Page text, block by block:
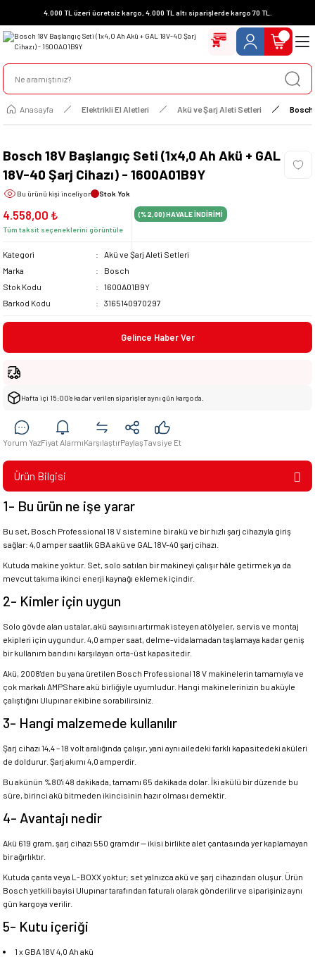
4.000 TL üzeri ücretsiz kargo, 4.000 TL altı siparişlerde kargo 70 TL.
Anasayfa Elektrikli El Aletleri Akü ve Şarj Aleti Setleri Bosch
Bosch 18V Başlangıç Seti (1x4,0 Ah Akü + GAL
18V-40 Şarj Cihazı) - 1600A01B9Y
Bu ürünü kişi inceliyor Stok Yok
4.558,00 ₺
Tüm taksit seçeneklerini görüntüle
(%2,00)HAVALE İNDİRİMİ
Kategori
Akü ve Şarj Aleti Setleri
Marka
Bosch
Stok Kodu
1600A01B9Y
Barkod Kodu
3165140970297
Gelince Haber Ver
Hafta içi 15:00’e kadar verilen siparişler aynı gün kargoda.
Yorum YazFiyat AlarmıKarşılaştırPaylaşTavsiye Et
Ürün Bilgisi
1- Bu ürün ne işe yarar
Bu set, Bosch Professional 18 V sistemine bir akü ve bir hızlı şarj cihazıyla giriş
sağlar: 4,0 amper saatlik GBA akü ve GAL 18V-40 şarj cihazı.
Kutuda makine yoktur. Set, solo satılan bir makineyi çalışır hâle getirmek ya da
mevcut takıma ikinci enerji kaynağı eklemek içindir.
2- Kimler için uygun
Solo gövde alan ustalar, akü sayısını artırmak isteyen atölyeler, servis ve montaj
ekipleri için uygundur. 4,0 amper saat, delme-vidalamadan taşlamaya kadar geniş
bir kullanım bandını karşılayan orta-üst kapasitedir.
Akü, 2008'den bu yana üretilen Bosch Professional 18 V makinelerin tamamıyla ve
çok markalı AMPShare akü birliğiyle uyumludur. Hangi makinelerinizin bu aküyle
çalıştığını Ulupınar ekibine sorabilirsiniz.
3- Hangi malzemede kullanılır
Şarj cihazı 14,4 – 18 volt aralığında çalışır, yani aynı ailedeki farklı kapasitedeki aküleri
de doldurur. Şarj akımı 4,0 amperdir.
Bu akünün %80'i 48 dakikada, tamamı 65 dakikada dolar. İki akülü bir düzende bu
süre, birinci akü bitmeden ikincisinin hazır olması demektir.
4- Avantajı nedir
Akü 619 gram, şarj cihazı 550 gramdır — ikisi birlikte alet çantasında yer kaplamayan
bir ağırlıktır.
Kutuda çanta veya L-BOXX yoktur; set yalnızca akü ve şarj cihazından oluşur. Ürün
Bosch yetkili bayisi Ulupınar tarafından faturalı olarak gönderilir ve siparişiniz aynı
gün kargoya verilir.
5- Kutu içeriği
1 x GBA 18V 4,0 Ah akü